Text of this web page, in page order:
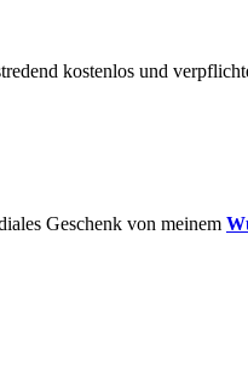
kostenlos und
Geschenk von meinem